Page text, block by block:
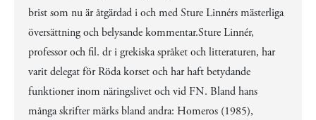
brist som nu är åtgärdad i och med Sture Linnérs mästerliga
översättning och belysande kommentar.Sture Linnér,
professor och fil. dr i grekiska språket och litteraturen, har
varit delegat för Röda korset och har haft betydande
funktioner inom näringslivet och vid FN. Bland hans
många skrifter märks bland andra: Homeros (1985),